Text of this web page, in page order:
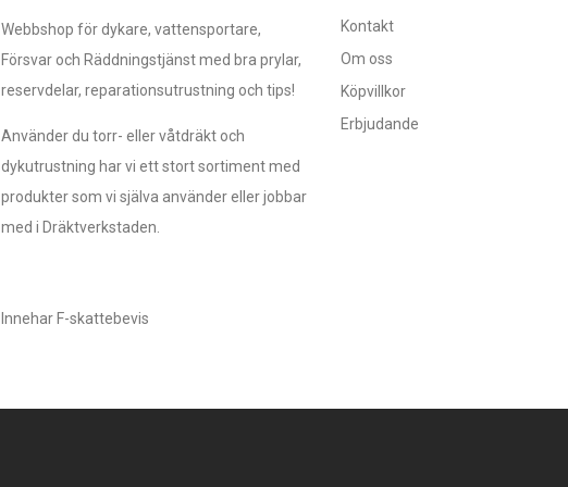
Webbshop för dykare, vattensportare,
Försvar och Räddningstjänst med bra prylar,
reservdelar, reparationsutrustning och tips!
Använder du torr- eller våtdräkt och
dykutrustning har vi ett stort sortiment med
produkter som vi själva använder eller jobbar
med i Dräktverkstaden.
Innehar F-skattebevis
Kontakt
Om oss
Köpvillkor
Erbjudande